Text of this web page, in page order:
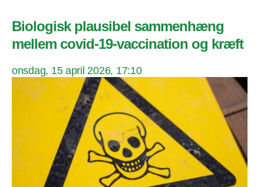
Biologisk plausibel sammenhæng
mellem covid-19-vaccination og kræft
onsdag, 15 april 2026, 17:10